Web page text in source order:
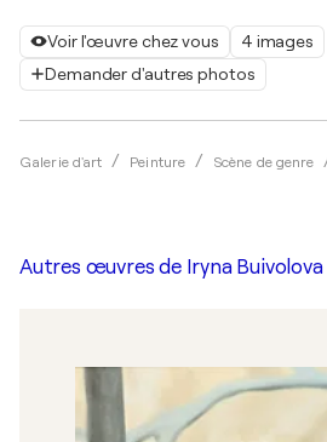
Voir l'œuvre chez vous
4 images
Demander d'autres photos
Galerie d'art Peinture Scène de genre
Autres œuvres de Iryna Buivolova